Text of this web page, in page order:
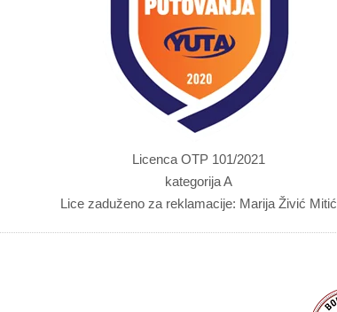
Licenca OTP 101/2021
kategorija A
Lice zaduženo za reklamacije: Marija Živić Mitić